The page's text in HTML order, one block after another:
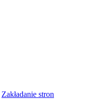
Zakładanie stron